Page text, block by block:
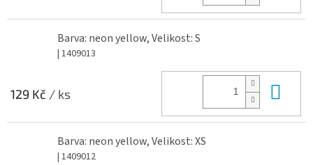
Barva: neon yellow, Velikost: S
| 1409013
129 Kč / ks
Barva: neon yellow, Velikost: XS
| 1409012